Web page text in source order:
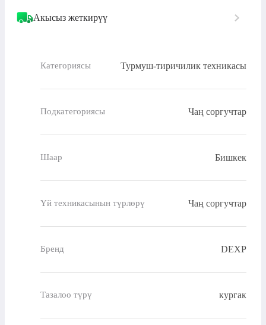
Акысыз жеткирүү
Категориясы Турмуш-тиричилик техникасы
Подкатегориясы Чаң соргучтар
Шаар Бишкек
Үй техникасынын түрлөрү Чаң соргучтар
Бренд DEXP
Тазалоо түрү кургак